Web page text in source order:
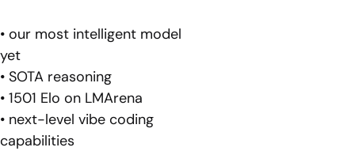
• our most intelligent model
yet
• SOTA reasoning
• 1501 Elo on LMArena
• next-level vibe coding
capabilities